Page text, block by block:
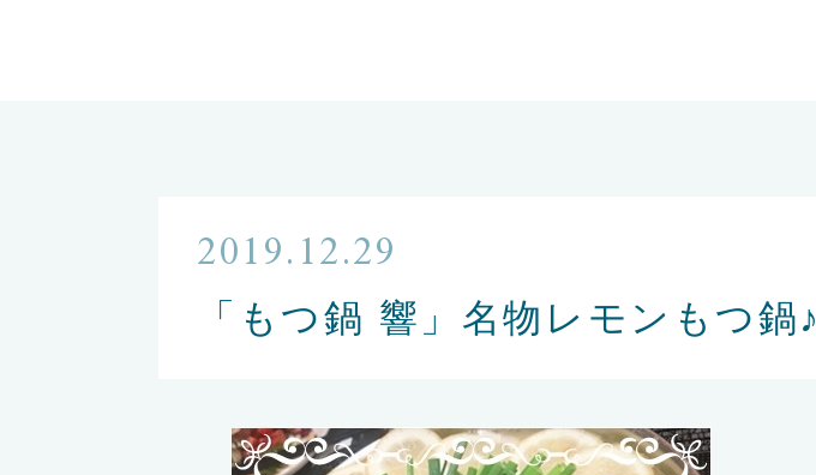
2019.12.29
「もつ鍋 響」名物レモンもつ鍋♪